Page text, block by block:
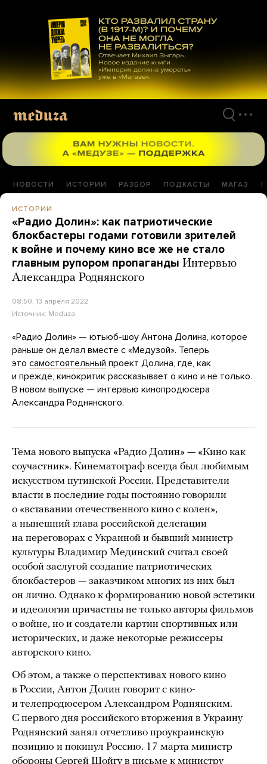
материалам
НОВОСТИ ИСТОРИИ РАЗБОР ПОДКАСТЫ МАГАЗ
ИСТОРИИ
«Радио Долин»: как патриотические
блокбастеры годами готовили зрителей
к войне и почему кино все же не стало
главным рупором пропаганды Интервью
Александра Роднянского
08:50, 13 апреля 2022
Источник: Meduza
«Радио Долин» — ютьюб-шоу Антона Долина, которое
раньше он делал вместе с «Медузой». Теперь
это самостоятельный проект Долина, где, как
и прежде, кинокритик рассказывает о кино и не только.
В новом выпуске — интервью кинопродюсера
Александра Роднянского.
Тема нового выпуска «Радио Долин» — «Кино как
соучастник». Кинематограф всегда был любимым
искусством путинской России. Представители
власти в последние годы постоянно говорили
о «вставании отечественного кино с колен»,
а нынешний глава российской делегации
на переговорах с Украиной и бывший министр
культуры Владимир Мединский считал своей
особой заслугой создание патриотических
блокбастеров — заказчиком многих из них был
он лично. Однако к формированию новой эстетики
и идеологии причастны не только авторы фильмов
о войне, но и создатели картин спортивных или
исторических, и даже некоторые режиссеры
авторского кино.
Об этом, а также о перспективах нового кино
в России, Антон Долин говорит с кино-
и телепродюсером Александром Роднянским.
С первого дня российского вторжения в Украину
Роднянский занял отчетливо проукраинскую
позицию и покинул Россию. 17 марта министр
обороны Сергей Шойгу в письме к министру